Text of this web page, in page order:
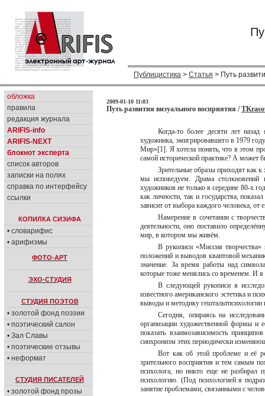
Публицистика > Статья > Путь
обложка
правила
редакция журнала
ARIFIS-info
ARIFIS-NEXT
блокнот эксперта
список авторов
записки на полях
справка по интерфейсу
ссылки
КОПИЛКА СИЗИФА
• словарифис
• арифизмы
ФОТО-АРТ
ЭХО-СТУДИЯ
СТУДИЯ ПОЭТОВ
• золотой фонд поэзии
• поэтический салон
• Зал Славы
• поэтические отзывы
• неформат
СТУДИЯ ПИСАТЕЛЕЙ
• золотой фонд прозы
2009-01-10 11:03
Путь развития визуального восприятия /
Когда-то более десяти лет
художника, эмигрировавшего в 1979
Мир»[1]. Я хотела понять, что в этом
самой исторической практике? А может
Зрительные образы приходят как
мы исповедуем. Драма столкновений
художников не только в середине 80-х
как личности, так и государства,
зависит от выбора каждого человека,
Hамерение в сочетании с
деятельности, оно поставило
мир, в котором мы живём.
В рукописи «Миссия
положений и выводов квантовой
значение. За время работы над
которые тоже менялись со временем. И
В следующей рукописи я
известного американского эстетика и
выводы и методику гештальтпсихологии
Сегодня, опираясь на
организации художественной формы и
показать взаимозависимость
синхронизм этих периодически
Вот как об этой проблеме и её
зрительного восприятия и тем самым
психолога, но никто еще не разбирал
психологию. (Под психологией я
занятие проблемами, связанными с